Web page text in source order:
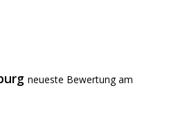
neueste Bewertung am